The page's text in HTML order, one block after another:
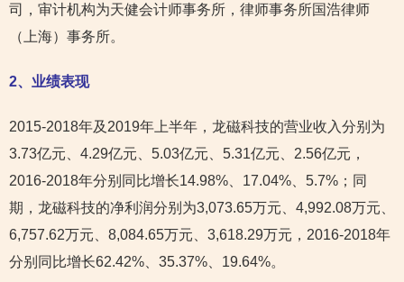
司，审计机构为天健会计师事务所，律师事务所国浩律师
（上海）事务所。
2、业绩表现
2015-2018年及2019年上半年，龙磁科技的营业收入分别为
3.73亿元、4.29亿元、5.03亿元、5.31亿元、2.56亿元，
2016-2018年分别同比增长14.98%、17.04%、5.7%；同
期，龙磁科技的净利润分别为3,073.65万元、4,992.08万元、
6,757.62万元、8,084.65万元、3,618.29万元，2016-2018年
分别同比增长62.42%、35.37%、19.64%。